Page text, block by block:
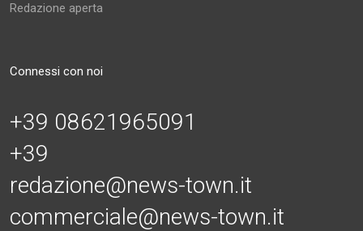
Redazione aperta
Connessi con noi
+39 08621965091
+39
redazione@news-town.it
commerciale@news-town.it